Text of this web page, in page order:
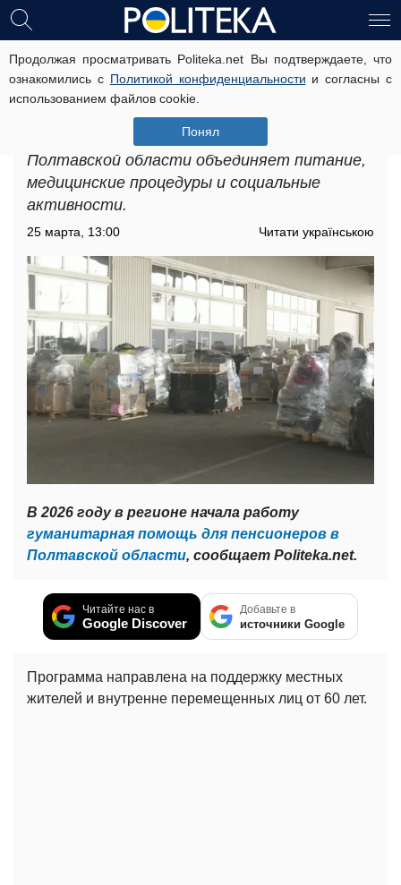
Продолжая просматривать Politeka.net Вы подтверждаете, что
ознакомились с Политикой конфиденциальности и согласны с
использованием файлов cookie.
Понял
Гуманитарная помощь для
пенсионеров в Полтавской области:
что обещает этот проект
Гуманитарная помощь пенсионерам в
Полтавской области объединяет питание,
медицинские процедуры и социальные
активности.
25 марта, 13:00 Читати українською
В 2026 году в регионе начала работу
гуманитарная помощь для пенсионеров в
Полтавской области, сообщает Politeka.net.
Читайте нас в
Google Discover
Добавьте в
источники Google
Программа направлена ​​на поддержку местных
жителей и внутренне перемещенных лиц от 60 лет.